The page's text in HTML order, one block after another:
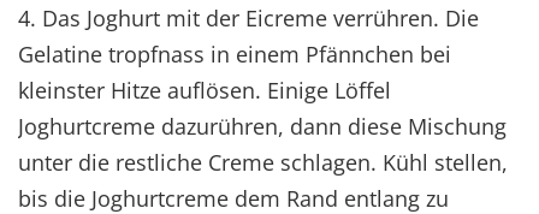
4. Das Joghurt mit der Eicreme verrühren. Die
Gelatine tropfnass in einem Pfännchen bei
kleinster Hitze auflösen. Einige Löffel
Joghurtcreme dazurühren, dann diese Mischung
unter die restliche Creme schlagen. Kühl stellen,
bis die Joghurtcreme dem Rand entlang zu